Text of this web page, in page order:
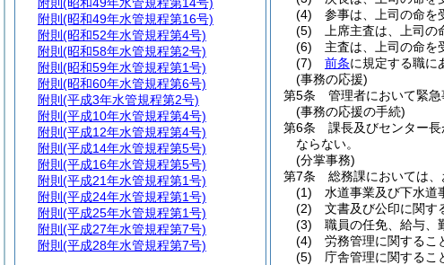
(4)
参事は、上司の命を
(5)
上席主査は、上司の
(6)
主査は、上司の命を
(7)
前条に規定する職に
(事務の応援)
第5条
管理者において緊
(事務の応援の手続)
第6条
課長及びセンター
ならない。
(分掌事務)
第7条
総務課においては、
(1)
水道事業及び下水道
(2)
文書及び公印に関す
(3)
職員の任免、給与、
(4)
労務管理に関するこ
(5)
庁舎管理に関するこ
附則 (昭和49年水管規程第16号)
附則 (昭和52年水管規程第4号)
附則 (昭和58年水管規程第2号)
附則 (昭和59年水管規程第1号)
附則 (昭和60年水管規程第6号)
附則 (平成3年水管規程第2号)
附則 (平成10年水管規程第4号)
附則 (平成12年水管規程第4号)
附則 (平成14年水管規程第5号)
附則 (平成16年水管規程第5号)
附則 (平成21年水管規程第1号)
附則 (平成24年水管規程第1号)
附則 (平成25年水管規程第1号)
附則 (平成27年水管規程第7号)
附則 (平成28年水管規程第7号)